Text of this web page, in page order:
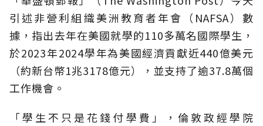
引述非營利組織美洲教育者年會（NAFSA）數
據，指出去年在美國就學的110多萬名國際學生，
於2023年2024學年為美國經濟貢獻近440億美元
（約新台幣1兆3178億元），並支持了逾37.8萬個
工作機會。
「學生不只是花錢付學費」，倫敦政經學院